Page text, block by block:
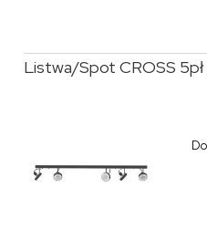
Listwa/Spot CROSS